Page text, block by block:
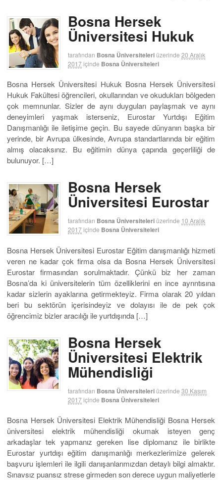
Bosna Hersek
Üniversitesi Hukuk
tarafından Bosna Üniversiteleriüzerinde 20 Aralık
2017içinde Bosna Üniversiteleri
Bosna Hersek Üniversitesi Hukuk Bosna Hersek Üniversitesi
Hukuk Fakültesi öğrencileri, okullarından ve okudukları bölgeden
çok memnunlar. Sizler de aynı duyguları paylaşmak ve aynı
deneyimleri yaşmak isterseniz, Eurostar Yurtdışı Eğitim
Danışmanlığı ile iletişime geçin. Bu sayede dünyanın başka bir
yerinde, bir Avrupa ülkesinde, Avrupa standartlarında bir eğitim
almış olacaksınız. Bu eğitimin dünya çapında geçerliliği de
bulunuyor. […]
Bosna Hersek
Üniversitesi Eurostar
tarafından Bosna Üniversiteleriüzerinde 10 Aralık
2017içinde Bosna Üniversiteleri
Bosna Hersek Üniversitesi Eurostar Eğitim danışmanlığı hizmeti
veren ne kadar çok firma olsa da Bosna Hersek Üniversitesi
Eurostar firmasından sorulmaktadır. Çünkü biz her zaman
Bosna’da ki üniversitelerin tüm özelliklerini en ince ayrıntısına
kadar sizlerin ayaklarına getirmekteyiz. Firma olarak 20 yıldan
beri bu sektörün içerisindeyiz ve dolayısı ile de pek çok
öğrencimiz bizler aracılığı ile yurtdışında […]
Bosna Hersek
Üniversitesi Elektrik
Mühendisliği
tarafından Bosna Üniversiteleriüzerinde 30 Kasım
2017içinde Bosna Üniversiteleri
Bosna Hersek Üniversitesi Elektrik Mühendisliği Bosna Hersek
üniversitesi elektrik mühendisliği okumak isteyen genç
arkadaşlar tek yapmanız gereken lise diplomanız ile birlikte
Eurostar yurtdışı eğitim danışmanlığı merkezlerimize gelerek
başvuru işlemleri ile ilgili danışanlarımızdan detaylı bilgi almaktır.
Sınavsız puansız strese girmeden son derece uygun maliyetlerle